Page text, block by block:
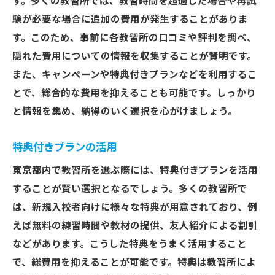
験が必要な場合に追加の費用が発生することがありま
す。このため、事前に各教習所の口コミや評判を調べ、
隠れた費用についての情報を収集することが賢明です。
また、キャンペーンや特典付きプランなどを利用するこ
とで、総合的な費用を抑えることも可能です。しっかり
と情報を集め、納得のいく選択を心がけましょう。
特典付きプランの活用
東京都内で教習所を選ぶ際には、特典付きプランを活用
することが賢い選択となるでしょう。多くの教習所で
は、新規入校者向けに様々な特典が用意されており、例
えば無料の練習時間や教材の提供、友人紹介による割引
などがあります。こうした特典をうまく活用すること
で、総費用を抑えることが可能です。特典は教習所によ